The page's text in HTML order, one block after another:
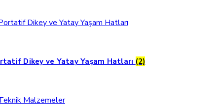
Dikey ve Yatay Yaşam Hatları (2)